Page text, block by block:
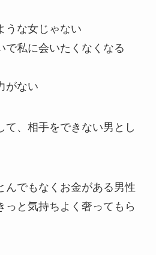
うな女じゃない
で私に会いたくなくなる
がない
て、相手をできない男とし
んでもなくお金がある男性
っと気持ちよく奢ってもら